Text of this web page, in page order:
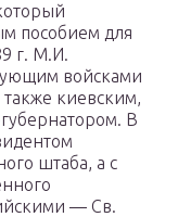
пособием для
г. М.И.
войсками
киевским,
В
штаба, а с
— Св.